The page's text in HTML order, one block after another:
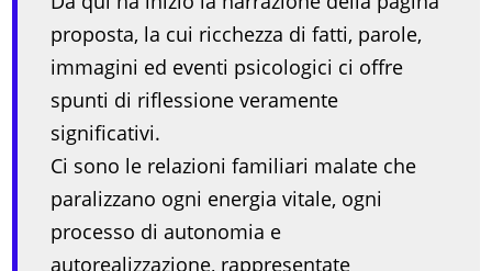
proposta, la cui ricchezza di fatti, parole,
immagini ed eventi psicologici ci offre
spunti di riflessione veramente
significativi.
Ci sono le relazioni familiari malate che
paralizzano ogni energia vitale, ogni
processo di autonomia e
autorealizzazione, rappresentate